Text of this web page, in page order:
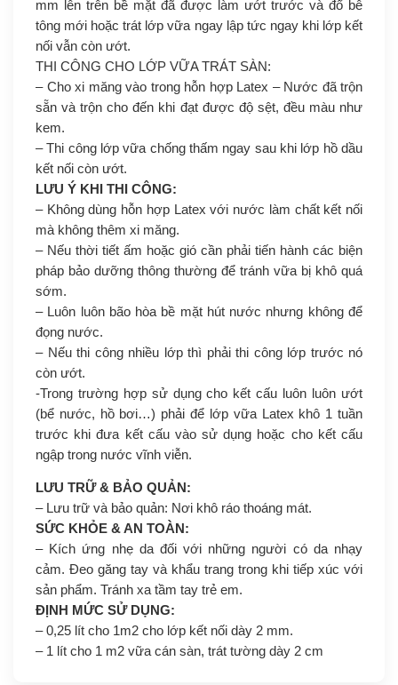
mm lên trên bề mặt đã được làm ướt trước và đổ bê
tông mới hoặc trát lớp vữa ngay lập tức ngay khi lớp kết
nối vẫn còn ướt.
THI CÔNG CHO LỚP VỮA TRÁT SÀN:
– Cho xi măng vào trong hỗn hợp Latex – Nước đã trộn
sẵn và trộn cho đến khi đạt được độ sệt, đều màu như
kem.
– Thi công lớp vữa chống thấm ngay sau khi lớp hồ dầu
kết nối còn ướt.
LƯU Ý KHI THI CÔNG:
– Không dùng hỗn hợp Latex với nước làm chất kết nối
mà không thêm xi măng.
– Nếu thời tiết ấm hoặc gió cần phải tiến hành các biện
pháp bảo dưỡng thông thường để tránh vữa bị khô quá
sớm.
– Luôn luôn bão hòa bề mặt hút nước nhưng không để
đọng nước.
– Nếu thi công nhiều lớp thì phải thi công lớp trước nó
còn ướt.
-Trong trường hợp sử dụng cho kết cấu luôn luôn ướt
(bể nước, hồ bơi…) phải để lớp vữa Latex khô 1 tuần
trước khi đưa kết cấu vào sử dụng hoặc cho kết cấu
ngập trong nước vĩnh viễn.
LƯU TRỮ & BẢO QUẢN:
– Lưu trữ và bảo quản: Nơi khô ráo thoáng mát.
SỨC KHỎE & AN TOÀN:
– Kích ứng nhẹ da đối với những người có da nhạy
cảm. Đeo găng tay và khẩu trang trong khi tiếp xúc với
sản phẩm. Tránh xa tầm tay trẻ em.
ĐỊNH MỨC SỬ DỤNG:
– 0,25 lít cho 1m2 cho lớp kết nối dày 2 mm.
– 1 lít cho 1 m2 vữa cán sàn, trát tường dày 2 cm